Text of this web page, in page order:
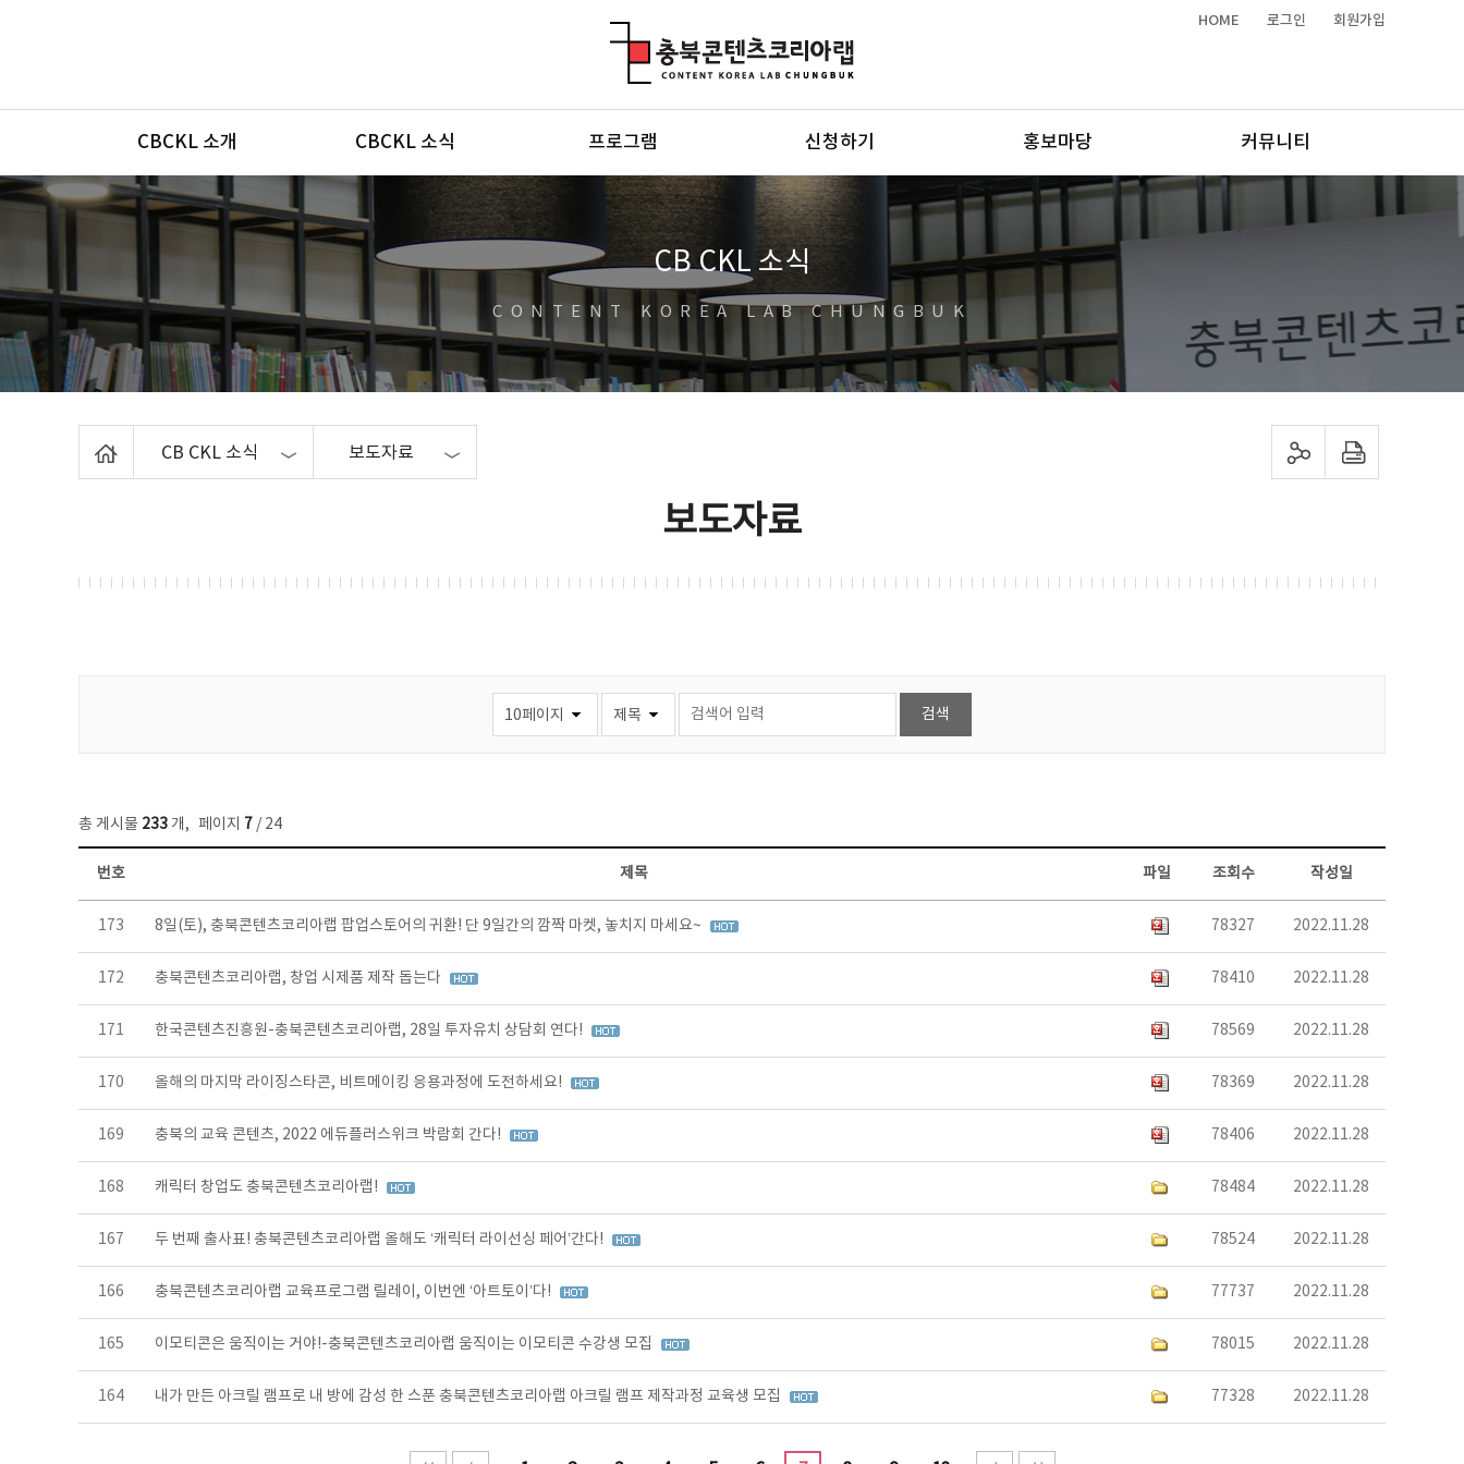
HOME 로그인 회원가입
메뉴
CBCKL 소개 CBCKL 소식 프로그램 신청하기 홍보마당 커뮤니티
CB CKL 소식
CONTENT KOREA LAB CHUNGBUK
CB CKL 소식 보도자료 sns 공유하기 프린트하기
보도자료
총 게시물 233 개, 페이지 7 / 24
보도자료 목록 - 번호, 제목, 작성자, 파일, 조회수, 작성일 정보 제공
번호 제목 파일 조회수 작성일
173 8일(토), 충북콘텐츠코리아랩 팝업스토어의 귀환! 단 9일간의 깜짝 마켓, 놓치지 마세요~ 78327 2022.11.28
172 충북콘텐츠코리아랩, 창업 시제품 제작 돕는다 78410 2022.11.28
171 한국콘텐츠진흥원-충북콘텐츠코리아랩, 28일 투자유치 상담회 연다! 78569 2022.11.28
170 올해의 마지막 라이징스타콘, 비트메이킹 응용과정에 도전하세요! 78369 2022.11.28
169 충북의 교육 콘텐츠, 2022 에듀플러스위크 박람회 간다! 78406 2022.11.28
168 캐릭터 창업도 충북콘텐츠코리아랩! 78484 2022.11.28
167 두 번째 출사표! 충북콘텐츠코리아랩 올해도 ‘캐릭터 라이선싱 페어’간다! 78524 2022.11.28
166 충북콘텐츠코리아랩 교육프로그램 릴레이, 이번엔 ‘아트토이’다! 77737 2022.11.28
165 이모티콘은 움직이는 거야!-충북콘텐츠코리아랩 움직이는 이모티콘 수강생 모집 78015 2022.11.28
164 내가 만든 아크릴 램프로 내 방에 감성 한 스푼 충북콘텐츠코리아랩 아크릴 램프 제작과정 교육생 모집 77328 2022.11.28